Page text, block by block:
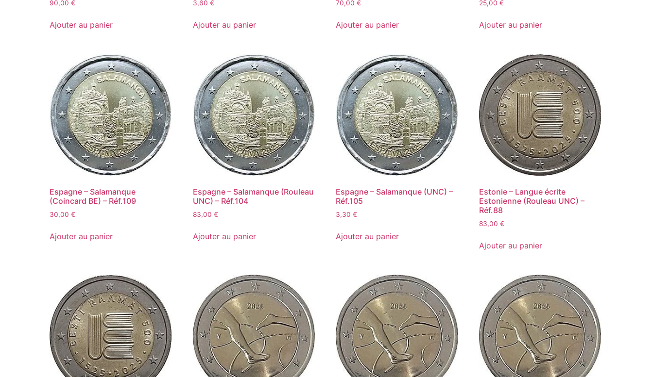
90,00 €
Ajouter au panier
3,60 €
Ajouter au panier
70,00€
Ajouter au panier
25,00€
Ajouter au panier
Espagne – Salamanque
(Coincard BE) – Réf.109
30,00 €
Ajouter au panier
Espagne – Salamanque (Rouleau
UNC) – Réf.104
83,00 €
Ajouter au panier
Espagne – Salamanque (UNC) –
Réf.105
3,30€
Ajouter au panier
Estonie – Langue écrite
Estonienne (Rouleau UNC) –
Réf.88
83,00€
Ajouter au panier